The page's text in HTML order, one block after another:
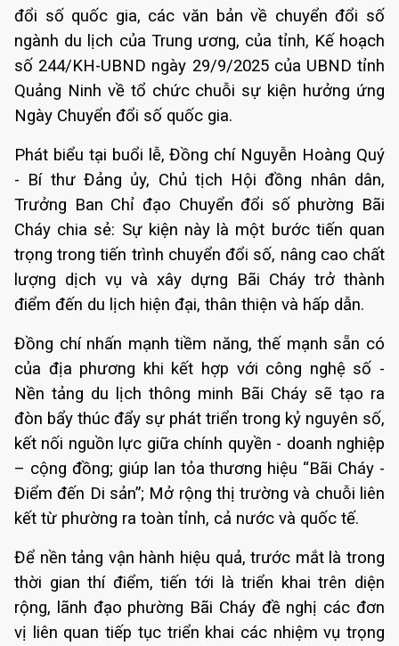
đổi số quốc gia, các văn bản về chuyển đổi số
ngành du lịch của Trung ương, của tỉnh, Kế hoạch
số 244/KH-UBND ngày 29/9/2025 của UBND tỉnh
Quảng Ninh về tổ chức chuỗi sự kiện hưởng ứng
Ngày Chuyển đổi số quốc gia.
Phát biểu tại buổi lễ, Đồng chí Nguyễn Hoàng Quý
- Bí thư Đảng ủy, Chủ tịch Hội đồng nhân dân,
Trưởng Ban Chỉ đạo Chuyển đổi số phường Bãi
Cháy chia sẻ: Sự kiện này là một bước tiến quan
trọng trong tiến trình chuyển đổi số, nâng cao chất
lượng dịch vụ và xây dựng Bãi Cháy trở thành
điểm đến du lịch hiện đại, thân thiện và hấp dẫn.
Đồng chí nhấn mạnh tiềm năng, thế mạnh sẵn có
của địa phương khi kết hợp với công nghệ số -
Nền tảng du lịch thông minh Bãi Cháy sẽ tạo ra
đòn bẩy thúc đẩy sự phát triển trong kỷ nguyên số,
kết nối nguồn lực giữa chính quyền - doanh nghiệp
– cộng đồng; giúp lan tỏa thương hiệu “Bãi Cháy -
Điểm đến Di sản”; Mở rộng thị trường và chuỗi liên
kết từ phường ra toàn tỉnh, cả nước và quốc tế.
Để nền tảng vận hành hiệu quả, trước mắt là trong
thời gian thí điểm, tiến tới là triển khai trên diện
rộng, lãnh đạo phường Bãi Cháy đề nghị các đơn
vị liên quan tiếp tục triển khai các nhiệm vụ trọng